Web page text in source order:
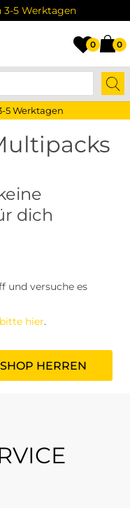
3-5 Werktagen
0 0
5 Werktagen
dich
und versuche es
bitte hier.
SHOP HERREN